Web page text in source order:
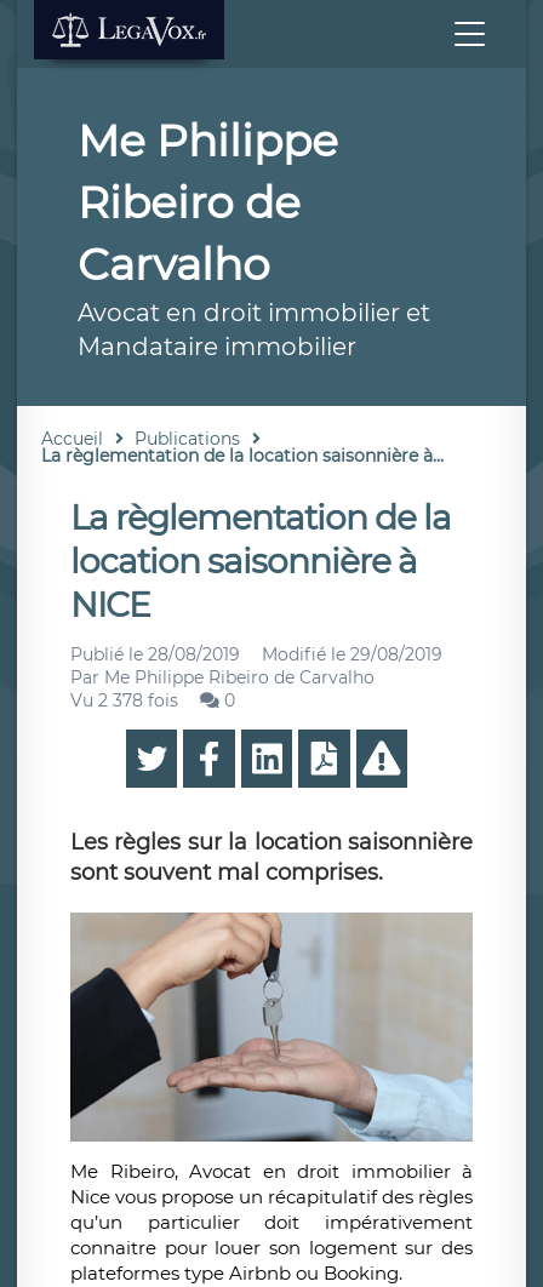
Me Philippe
Ribeiro de
Carvalho
Avocat en droit immobilier et
Mandataire immobilier
Accueil Publications
La règlementation de la location saisonnière à...
La règlementation de la
location saisonnière à
NICE
Publié le 28/08/2019 Modifié le 29/08/2019
Par Me Philippe Ribeiro de Carvalho
Vu 2 378 fois
0
Les règles sur la location saisonnière
sont souvent mal comprises.
Me Ribeiro, Avocat en droit immobilier à
Nice vous propose un récapitulatif des règles
qu’un particulier doit impérativement
connaitre pour louer son logement sur des
plateformes type Airbnb ou Booking.